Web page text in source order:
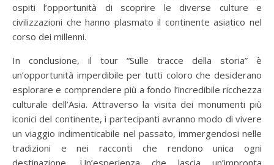
ospiti l’opportunità di scoprire le diverse culture e
civilizzazioni che hanno plasmato il continente asiatico nel
corso dei millenni.
In conclusione, il tour “Sulle tracce della storia” è
un’opportunità imperdibile per tutti coloro che desiderano
esplorare e comprendere più a fondo l’incredibile ricchezza
culturale dell’Asia. Attraverso la visita dei monumenti più
iconici del continente, i partecipanti avranno modo di vivere
un viaggio indimenticabile nel passato, immergendosi nelle
tradizioni e nei racconti che rendono unica ogni
destinazione. Un’esperienza che lascia un’impronta